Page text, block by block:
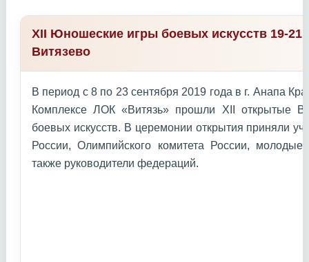
XII Юношеские игры боевых искусств 19-21
Витязево
В период с 8 по 23 сентября 2019 года в г. Анапа
Комплексе ЛОК «Витязь» прошли XII открытые
боевых искусств. В церемонии открытия приняли
России, Олимпийского комитета России,
также руководители федераций.